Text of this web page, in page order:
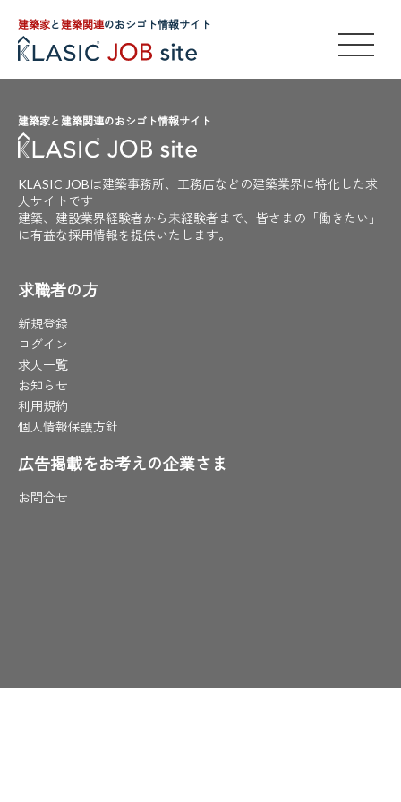
建築家と建築関連のおシゴト情報サイト
建築家と建築関連のおシゴト情報サイト
KLASIC JOBは建築事務所、工務店などの建築業界に特化した求
人サイトです
建築、建設業界経験者から未経験者まで、皆さまの「働きたい」
に有益な採用情報を提供いたします。
求職者の方
新規登録
ログイン
求人一覧
お知らせ
利用規約
個人情報保護方針
広告掲載をお考えの企業さま
お問合せ